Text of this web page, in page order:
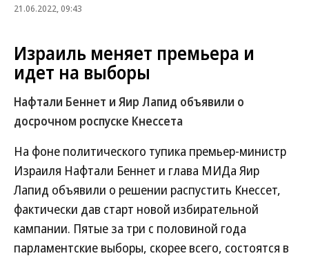
21.06.2022, 09:43
Израиль меняет премьера и
идет на выборы
Нафтали Беннет и Яир Лапид объявили о
досрочном роспуске Кнессета
На фоне политического тупика премьер-министр
Израиля Нафтали Беннет и глава МИДа Яир
Лапид объявили о решении распустить Кнессет,
фактически дав старт новой избирательной
кампании. Пятые за три с половиной года
парламентские выборы, скорее всего, состоятся в